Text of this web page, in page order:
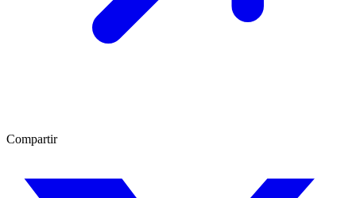
Compartir